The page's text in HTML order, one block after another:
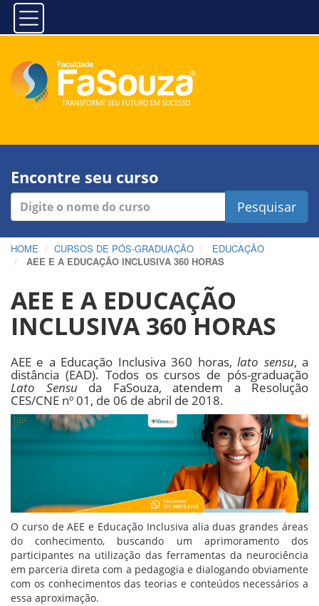
Encontre seu curso
Pesquisar
HOME CURSOS DE PÓS-GRADUAÇÃO
EDUCAÇÃO
AEE E A EDUCAÇÃO INCLUSIVA 360 HORAS
AEE E A EDUCAÇÃO
INCLUSIVA 360 HORAS
AEE e a Educação Inclusiva 360 horas,lato sensu, a
distância (EAD). Todos os cursos de pós-graduação
Lato Sensuda FaSouza, atendem a Resolução
CES/CNE nº 01, de 06 de abril de 2018.
O curso de AEE e Educação Inclusiva alia duas grandes áreas
do conhecimento, buscando um aprimoramento dos
participantes na utilização das ferramentas da neurociência
em parceria direta com a pedagogia e dialogando obviamente
com os conhecimentos das teorias e conteúdos necessários a
essa aproximação.